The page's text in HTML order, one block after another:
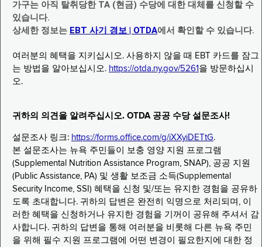
가구는 아직 탈취당한 TA (현금) 수당에 대한 대체를 신청할 수
있습니다.
상세한 정보는 EBT 사기 경보 | OTDA에서 확인할 수 있습니다.
여러분의 혜택을 지키십시오. 사용하지 않을 때 EBT 카드를 잠그
는 방법을 알아보십시오. https://otda.ny.gov/5261 을 방문하십시
오.
귀하의 의견을 알려주십시오. OTDA 공공 수당 설문조사!
설문조사 링크: https://forms.office.com/g/iXXyiDETtG.
본 설문조사는 뉴욕 주민들이 보충 영양 지원 프로그램
(Supplemental Nutrition Assistance Program, SNAP), 공공 지원
(Public Assistance, PA) 및 생활 보조금 소득(Supplemental
Security Income, SSI) 혜택을 신청 및/또는 유지한 경험을 공유하
도록 초대합니다. 귀하의 답변은 완전히 익명으로 처리되며, 이
러한 혜택을 신청하거나 유지한 경험을 기꺼이 공유해 주셔서 감
사합니다. 귀하의 답변을 통해 여러분을 비롯해 다른 뉴욕 주민
을 위해 필수 지원 프로그램에 어떤 변경이 필요한지에 대한 정